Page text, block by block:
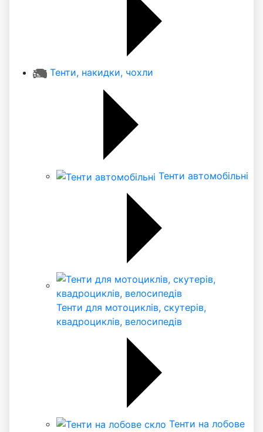
Тенти, накидки, чохли
Тенти автомобільні
Тенти для мотоциклів, скутерів,
квадроциклів, велосипедів
Тенти на лобове